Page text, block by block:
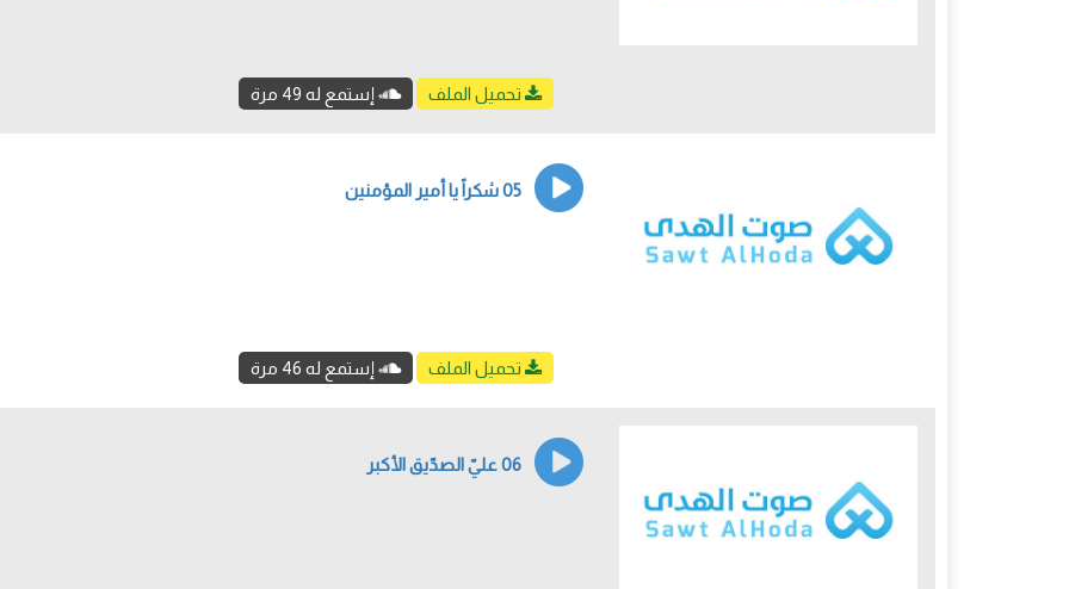
تحميل الملف إستمع له 49 مرة
05 شكراً يا أمير المؤمنين
تحميل الملف إستمع له 46 مرة
06 عليّ الصدّيق الأكبر